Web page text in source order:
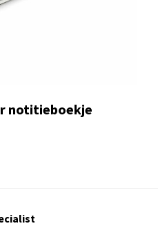
notitieboekje